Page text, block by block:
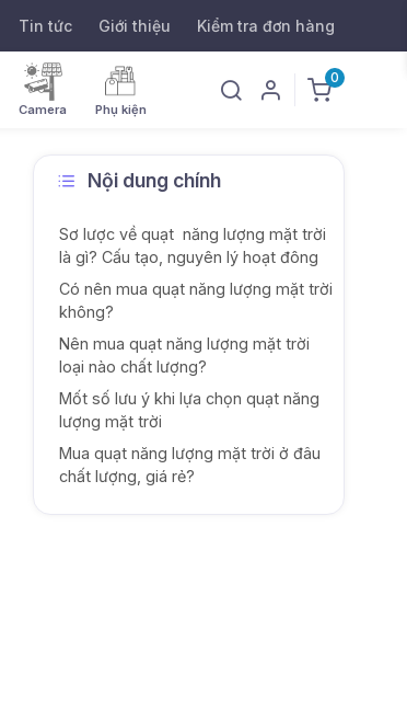
Tin tức Giới thiệu Kiểm tra đơn hàng
0
Camera Phụ kiện
Nội dung chính
Sơ lược về quạt năng lượng mặt trời
là gì? Cấu tạo, nguyên lý hoạt đông
Có nên mua quạt năng lượng mặt trời
không?
Nên mua quạt năng lượng mặt trời
loại nào chất lượng?
Mốt số lưu ý khi lựa chọn quạt năng
lượng mặt trời
Mua quạt năng lượng mặt trời ở đâu
chất lượng, giá rẻ?